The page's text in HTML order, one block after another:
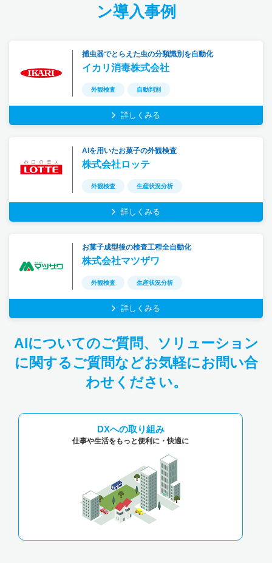
ン導入事例
捕虫器でとらえた虫の分類識別を自動化
イカリ消毒株式会社
外観検査 自動判別
詳しくみる
AIを用いたお菓子の外観検査
株式会社ロッテ
外観検査 生産状況分析
詳しくみる
お菓子成型後の検査工程全自動化
株式会社マツザワ
外観検査 生産状況分析
詳しくみる
AIについてのご質問、ソリューション
に関するご質問などお気軽にお問い合
わせください。
DXへの取り組み
仕事や生活をもっと便利に・快適に